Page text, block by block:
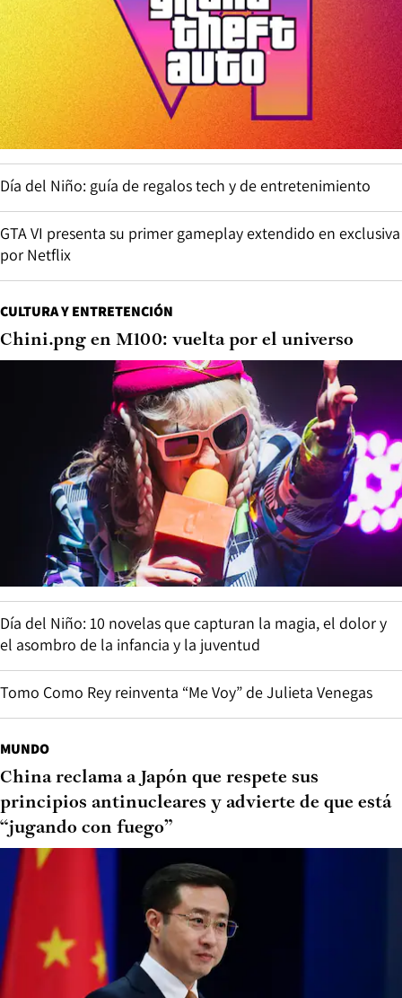
Día del Niño: guía de regalos tech y de entretenimiento
GTA VI presenta su primer gameplay extendido en exclusiva
por Netflix
CULTURA Y ENTRETENCIÓN
Chini.png en M100: vuelta por el universo
Día del Niño: 10 novelas que capturan la magia, el dolor y
el asombro de la infancia y la juventud
Tomo Como Rey reinventa “Me Voy” de Julieta Venegas
MUNDO
China reclama a Japón que respete sus
principios antinucleares y advierte de que está
“jugando con fuego”